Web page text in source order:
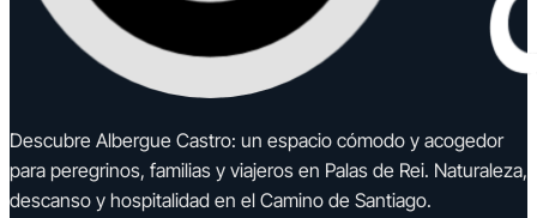
Descubre Albergue Castro: un espacio cómodo y acogedor
para peregrinos, familias y viajeros en Palas de Rei. Naturaleza,
descanso y hospitalidad en el Camino de Santiago.